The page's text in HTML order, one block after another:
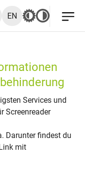
EN
Services und
Screenreader
Darunter findest du
mit